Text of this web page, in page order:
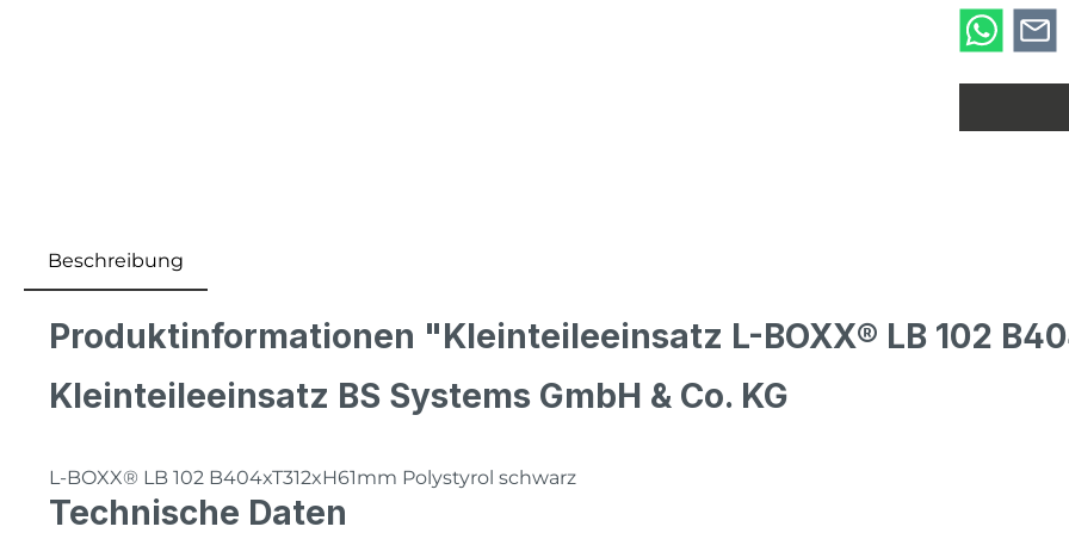
Beschreibung
Produktinformationen "Kleinteileeinsatz L-BOXX® LB 102
Kleinteileeinsatz BS Systems GmbH & Co. KG
L-BOXX® LB 102 B404xT312xH61mm Polystyrol schwarz
Technische Daten